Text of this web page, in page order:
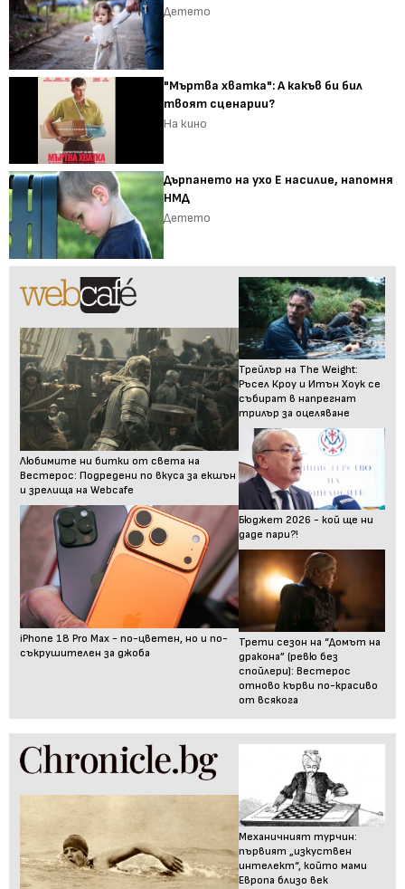
Детето
"Мъртва хватка": А какъв би бил
твоят сценарии?
На кино
Дърпането на ухо Е насилие, напомня
НМД
Детето
Любимите ни битки от света на
Вестерос: Подредени по вкуса за екшън
и зрелища на Webcafe
iPhone 18 Pro Max - по-цветен, но и по-
съкрушителен за джоба
Трейлър на The Weight:
Ръсел Кроу и Итън Хоук се
събират в напрегнат
трилър за оцеляване
Бюджет 2026 - кой ще ни
даде пари?!
Трети сезон на “Домът на
дракона” (ревю без
спойлери): Вестерос
отново кърви по-красиво
от всякога
Механичният турчин:
първият „изкуствен
интелект“, който мами
Европа близо век